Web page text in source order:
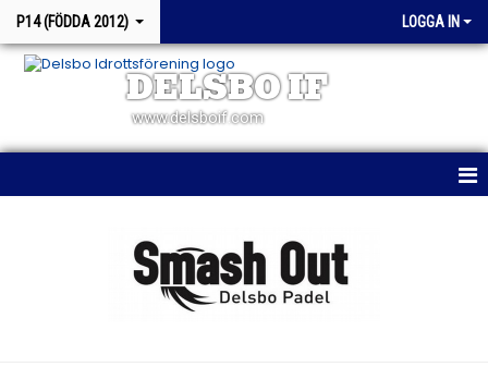
P14 (FÖDDA 2012) LOGGA IN
DELSBO IF
www.delsboif.com